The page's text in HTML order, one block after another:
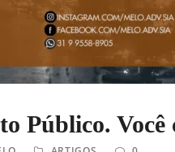
Público. Você